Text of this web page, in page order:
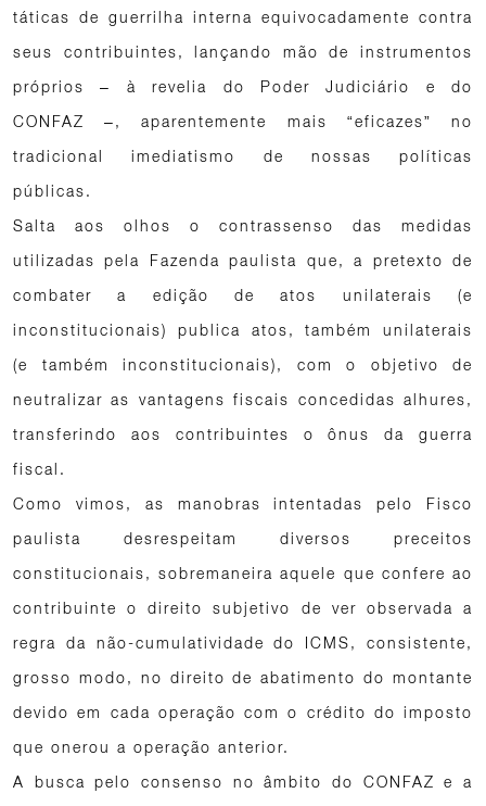
táticas de guerrilha interna equivocadamente contra
seus contribuintes, lançando mão de instrumentos
próprios – à revelia do Poder Judiciário e do
CONFAZ –, aparentemente mais “eficazes” no
tradicional imediatismo de nossas políticas
públicas.
Salta aos olhos o contrassenso das medidas
utilizadas pela Fazenda paulista que, a pretexto de
combater a edição de atos unilaterais (e
inconstitucionais) publica atos, também unilaterais
(e também inconstitucionais), com o objetivo de
neutralizar as vantagens fiscais concedidas alhures,
transferindo aos contribuintes o ônus da guerra
fiscal.
Como vimos, as manobras intentadas pelo Fisco
paulista desrespeitam diversos preceitos
constitucionais, sobremaneira aquele que confere ao
contribuinte o direito subjetivo de ver observada a
regra da não-cumulatividade do ICMS, consistente,
grosso modo, no direito de abatimento do montante
devido em cada operação com o crédito do imposto
que onerou a operação anterior.
A busca pelo consenso no âmbito do CONFAZ e a